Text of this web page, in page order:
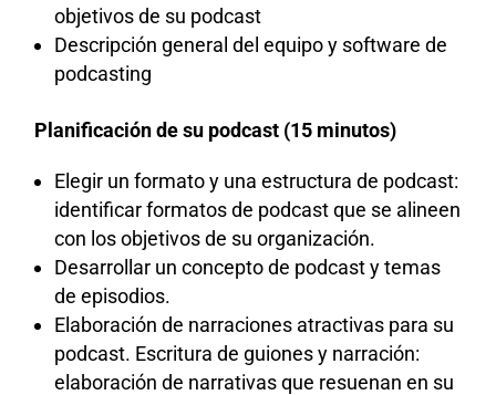
objetivos de su podcast
Descripción general del equipo y software de
podcasting
Planificación de su podcast (15 minutos)
Elegir un formato y una estructura de podcast:
identificar formatos de podcast que se alineen
con los objetivos de su organización.
Desarrollar un concepto de podcast y temas
de episodios.
Elaboración de narraciones atractivas para su
podcast. Escritura de guiones y narración:
elaboración de narrativas que resuenan en su